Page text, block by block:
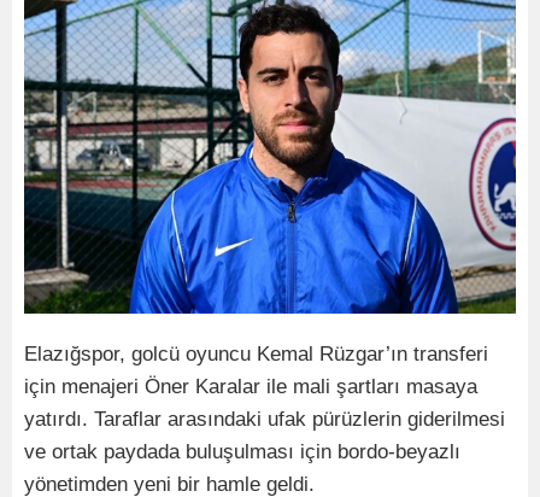
Elazığspor, golcü oyuncu Kemal Rüzgar’ın transferi
için menajeri Öner Karalar ile mali şartları masaya
yatırdı. Taraflar arasındaki ufak pürüzlerin giderilmesi
ve ortak paydada buluşulması için bordo-beyazlı
yönetimden yeni bir hamle geldi.